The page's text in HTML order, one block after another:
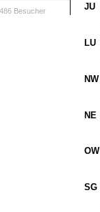
Besucher JU
LU
NW
NE
OW
SG